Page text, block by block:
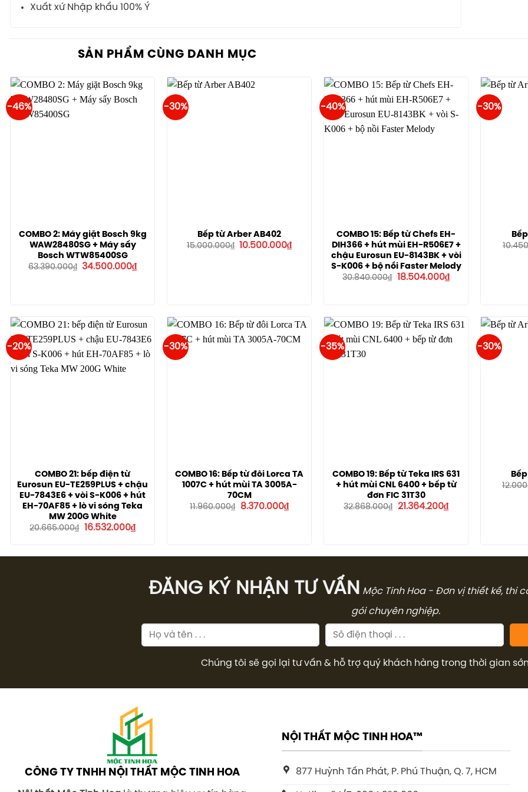
Xuất xứ Nhập khẩu 100% Ý
SẢN PHẨM CÙNG DANH MỤC
-46%
COMBO 2: Máy giặt Bosch 9kg
WAW28480SG + Máy sấy
Bosch WTW85400SG
63.390.000₫ Giá
34.500.000₫Giá
hiện
-30%
Bếp từ Arber AB402
15.000.000₫ Giá
10.500.000₫Giá
hiện
-40%
COMBO 15: Bếp từ Chefs EH-
DIH366 + hút mùi EH-R506E7 +
chậu Eurosun EU-8143BK + vòi
S-K006 + bộ nồi Faster Melody
30.840.000₫ Giá
18.504.000₫Giá
hiện
-30%
-20%
COMBO 21: bếp điện từ
Eurosun EU-TE259PLUS + chậu
EU-7843E6 + vòi S-K006 + hút
EH-70AF85 + lò vi sóng Teka
MW 200G White
20.665.000₫ Giá
16.532.000₫Giá
hiện
-30%
COMBO 16: Bếp từ đôi Lorca TA
1007C + hút mùi TA 3005A-
70CM
11.960.000₫
Giá
8.370.000₫Giá
hiện
-35%
COMBO 19: Bếp từ Teka IRS 631
+ hút mùi CNL 6400 + bếp từ
đơn FIC 31T30
32.868.000₫ Giá
21.364.200₫Giá
hiện
-30%
ĐĂNG KÝ NHẬN TƯ VẤN Mộc Tinh Hoa - Đơn vị thiết kế, thi
gói chuyên nghiệp.
Chúng tôi sẽ gọi lại tư vấn & hỗ trợ quý khách hàng trong thời gian
CÔNG TY TNHH NỘI THẤT MỘC TINH HOA
NỘI THẤT MỘC TINH HOA™
877 Huỳnh Tấn Phát, P. Phú Thuận, Q. 7, HCM